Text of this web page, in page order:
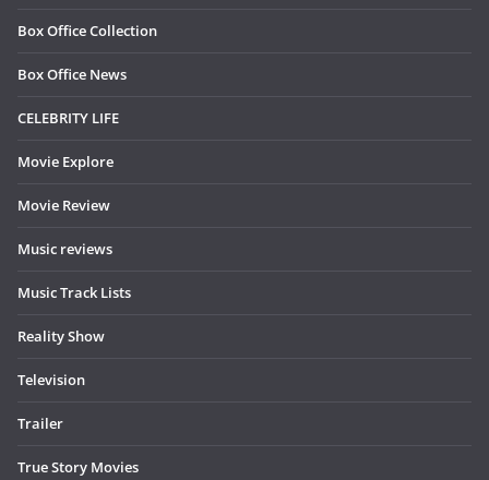
Box Office Collection
Box Office News
CELEBRITY LIFE
Movie Explore
Movie Review
Music reviews
Music Track Lists
Reality Show
Television
Trailer
True Story Movies